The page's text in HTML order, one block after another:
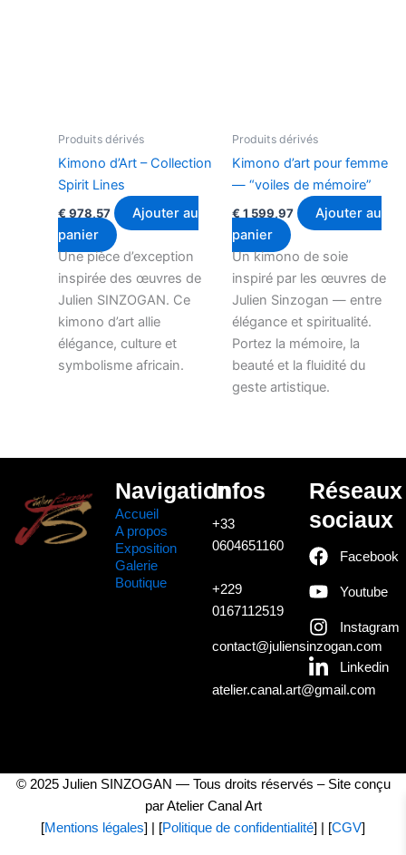
Produits dérivés
Kimono d’Art – Collection
Spirit Lines
€ 978,57
Ajouter au
panier
Une pièce d’exception
inspirée des œuvres de
Julien SINZOGAN. Ce
kimono d’art allie
élégance, culture et
symbolisme africain.
Produits dérivés
Kimono d’art pour femme
— “voiles de mémoire”
€ 1 599,97
Ajouter au
panier
Un kimono de soie
inspiré par les œuvres de
Julien Sinzogan — entre
élégance et spiritualité.
Portez la mémoire, la
beauté et la fluidité du
geste artistique.
Navigation
Accueil
A propos
Exposition
Galerie
Boutique
Infos
+33
0604651160
+229
0167112519
contact@juliensinzogan.com
atelier.canal.art@gmail.com
Réseaux
sociaux
Facebook
Youtube
Instagram
Linkedin
© 2025 Julien SINZOGAN — Tous droits réservés – Site conçu
par Atelier Canal Art
[Mentions légales] | [Politique de confidentialité] | [CGV]